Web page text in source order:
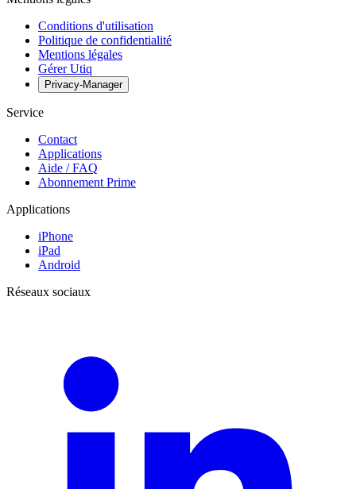
Conditions d'utilisation
Politique de confidentialité
Mentions légales
Gérer Utiq
Privacy-Manager
Service
Contact
Applications
Aide / FAQ
Abonnement Prime
Applications
iPhone
iPad
Android
Réseaux sociaux